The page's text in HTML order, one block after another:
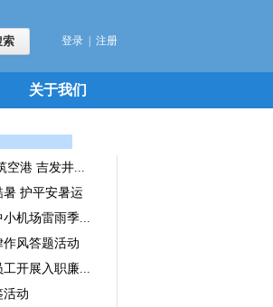
登录 注册
关于我们
空港 吉发井...
护平安暑运
机场雷雨季...
风答题活动
开展入职廉...
活动